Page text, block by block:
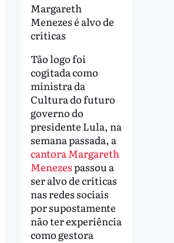
Margareth
Menezes é alvo de
críticas
Tão logo foi
cogitada como
ministra da
Cultura do futuro
governo do
presidente Lula, na
semana passada, a
cantora Margareth
Menezespassou a
ser alvo de críticas
nas redes sociais
por supostamente
não ter experiência
como gestora